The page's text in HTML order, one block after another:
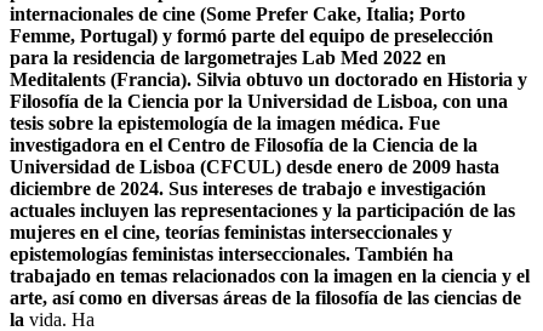
internacionales de cine (Some Prefer Cake, Italia; Porto
Femme, Portugal) y formó parte del equipo de preselección
para la residencia de largometrajes Lab Med 2022 en
Meditalents (Francia). Silvia obtuvo un doctorado en Historia y
Filosofía de la Ciencia por la Universidad de Lisboa, con una
tesis sobre la epistemología de la imagen médica. Fue
investigadora en el Centro de Filosofía de la Ciencia de la
Universidad de Lisboa (CFCUL) desde enero de 2009 hasta
diciembre de 2024. Sus intereses de trabajo e investigación
actuales incluyen las representaciones y la participación de las
mujeres en el cine, teorías feministas interseccionales y
epistemologías feministas interseccionales. También ha
trabajado en temas relacionados con la imagen en la ciencia y el
arte, así como en diversas áreas de la filosofía de las ciencias de
la vida. Ha